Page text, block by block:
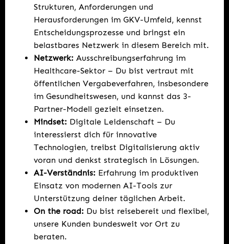
Strukturen, Anforderungen und
Herausforderungen im GKV-Umfeld, kennst
Entscheidungsprozesse und bringst ein
belastbares Netzwerk in diesem Bereich mit.
Netzwerk: Ausschreibungserfahrung im
Healthcare-Sektor – Du bist vertraut mit
öffentlichen Vergabeverfahren, insbesondere
im Gesundheitswesen, und kannst das 3-
Partner-Modell gezielt einsetzen.
Mindset: Digitale Leidenschaft – Du
interessierst dich für innovative
Technologien, treibst Digitalisierung aktiv
voran und denkst strategisch in Lösungen.
AI-Verständnis: Erfahrung im produktiven
Einsatz von modernen AI-Tools zur
Unterstützung deiner täglichen Arbeit.
On the road: Du bist reisebereit und flexibel,
unsere Kunden bundesweit vor Ort zu
beraten.